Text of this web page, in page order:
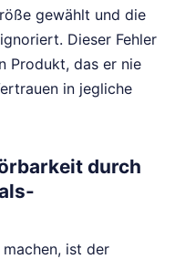
gewählt und die
Dieser Fehler
Produkt, das er nie
in jegliche
durch
ist der